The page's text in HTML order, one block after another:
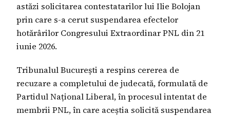
astăzi solicitarea contestatarilor lui Ilie Bolojan
prin care s-a cerut suspendarea efectelor
hotărârilor Congresului Extraordinar PNL din 21
iunie 2026.
Tribunalul București a respins cererea de
recuzare a completului de judecată, formulată de
Partidul Național Liberal, în procesul intentat de
membrii PNL, în care aceștia solicită suspendarea